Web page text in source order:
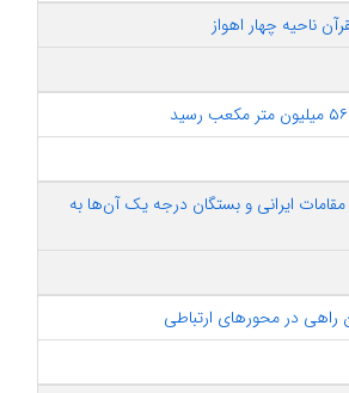
ناحیه چهار اهواز
ایرانی و بستگان درجه یک آن‌ها به